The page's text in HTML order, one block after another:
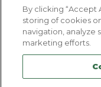
By clicking “Accept
storing of cookies
navigation, analyze
marketing efforts.